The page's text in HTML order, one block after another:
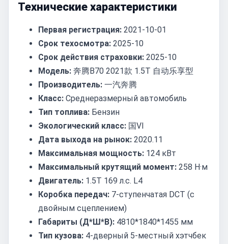
Технические характеристики
Первая регистрация: 2021-10-01
Срок техосмотра: 2025-10
Срок действия страховки: 2025-10
Модель: 奔腾B70 2021款 1.5T 自动乐享型
Производитель: 一汽奔腾
Класс: Среднеразмерный автомобиль
Тип топлива: Бензин
Экологический класс: 国VI
Дата выхода на рынок: 2020.11
Максимальная мощность: 124 кВт
Максимальный крутящий момент: 258 Н·м
Двигатель: 1.5T 169 л.с. L4
Коробка передач: 7-ступенчатая DCT (с
двойным сцеплением)
Габариты (Д*Ш*В): 4810*1840*1455 мм
Тип кузова: 4-дверный 5-местный хэтчбек